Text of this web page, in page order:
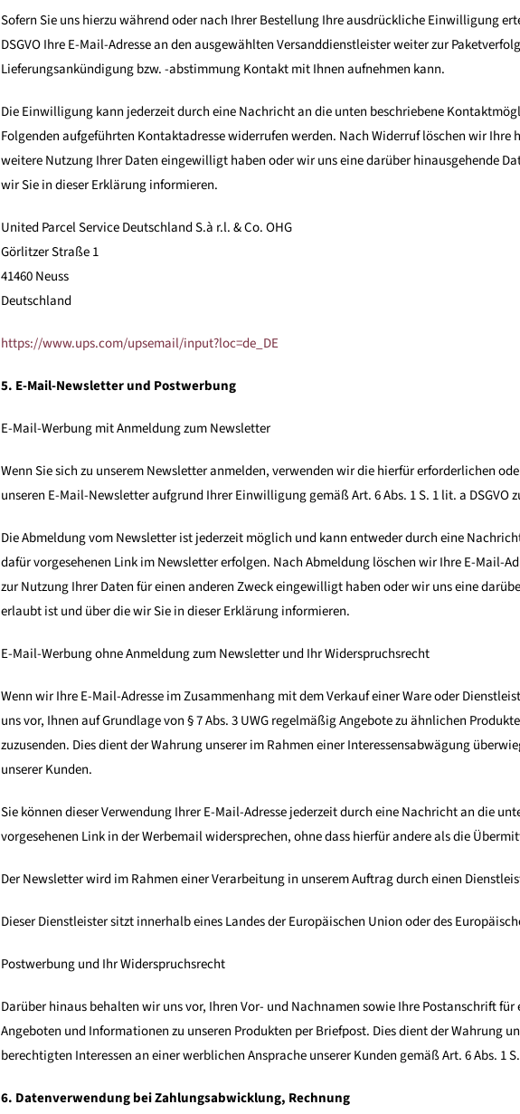
Sofern Sie uns hierzu während oder nach Ihrer Bestellung Ihre ausdrückliche Einwilligung
DSGVO Ihre E-Mail-Adresse an den ausgewählten Versanddienstleister weiter zur
Lieferungsankündigung bzw. -abstimmung Kontakt mit Ihnen aufnehmen kann.
Die Einwilligung kann jederzeit durch eine Nachricht an die unten beschriebene
Folgenden aufgeführten Kontaktadresse widerrufen werden. Nach Widerruf löschen wir
weitere Nutzung Ihrer Daten eingewilligt haben oder wir uns eine darüber hinausgehende
wir Sie in dieser Erklärung informieren.
United Parcel Service Deutschland S.à r.l. & Co. OHG
Görlitzer Straße 1
41460 Neuss
Deutschland
https://www.ups.com/upsemail/input?loc=de_DE
5. E-Mail-Newsletter und Postwerbung
E-Mail-Werbung mit Anmeldung zum Newsletter
Wenn Sie sich zu unserem Newsletter anmelden, verwenden wir die hierfür erforderlichen
unseren E-Mail-Newsletter aufgrund Ihrer Einwilligung gemäß Art. 6 Abs. 1 S. 1 lit. a DSGVO
Die Abmeldung vom Newsletter ist jederzeit möglich und kann entweder durch eine
dafür vorgesehenen Link im Newsletter erfolgen. Nach Abmeldung löschen wir Ihre E-Mail-
zur Nutzung Ihrer Daten für einen anderen Zweck eingewilligt haben oder wir uns eine
erlaubt ist und über die wir Sie in dieser Erklärung informieren.
E-Mail-Werbung ohne Anmeldung zum Newsletter und Ihr Widerspruchsrecht
Wenn wir Ihre E-Mail-Adresse im Zusammenhang mit dem Verkauf einer Ware oder
uns vor, Ihnen auf Grundlage von § 7 Abs. 3 UWG regelmäßig Angebote zu ähnlichen
zuzusenden. Dies dient der Wahrung unserer im Rahmen einer Interessensabwägung
unserer Kunden.
Sie können dieser Verwendung Ihrer E-Mail-Adresse jederzeit durch eine Nachricht an die
vorgesehenen Link in der Werbemail widersprechen, ohne dass hierfür andere als die
Der Newsletter wird im Rahmen einer Verarbeitung in unserem Auftrag durch einen
Dieser Dienstleister sitzt innerhalb eines Landes der Europäischen Union oder des
Postwerbung und Ihr Widerspruchsrecht
Darüber hinaus behalten wir uns vor, Ihren Vor- und Nachnamen sowie Ihre Postanschrift
Angeboten und Informationen zu unseren Produkten per Briefpost. Dies dient der Wahrung
berechtigten Interessen an einer werblichen Ansprache unserer Kunden gemäß Art. 6 Abs. 1
6. Datenverwendung bei Zahlungsabwicklung, Rechnung